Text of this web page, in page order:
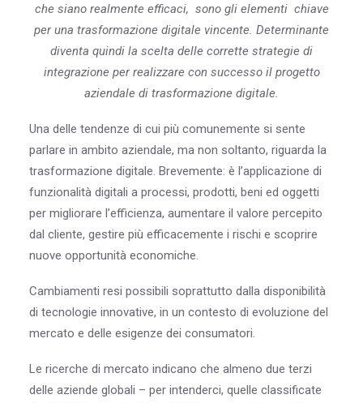
che siano realmente efficaci, sono gli elementi chiave
per una trasformazione digitale vincente. Determinante
diventa quindi la scelta delle corrette strategie di
integrazione per realizzare con successo il progetto
aziendale di trasformazione digitale.
Una delle tendenze di cui più comunemente si sente
parlare in ambito aziendale, ma non soltanto, riguarda la
trasformazione digitale. Brevemente: è l’applicazione di
funzionalità digitali a processi, prodotti, beni ed oggetti
per migliorare l’efficienza, aumentare il valore percepito
dal cliente, gestire più efficacemente i rischi e scoprire
nuove opportunità economiche.
Cambiamenti resi possibili soprattutto dalla disponibilità
di tecnologie innovative, in un contesto di evoluzione del
mercato e delle esigenze dei consumatori.
Le ricerche di mercato indicano che almeno due terzi
delle aziende globali – per intenderci, quelle classificate